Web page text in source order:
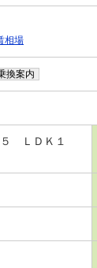
相場
換案内
ＬＤＫ１